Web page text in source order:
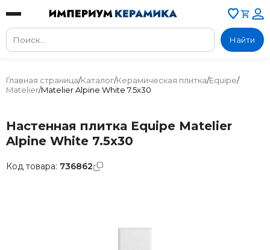
Найти
Главная страница/Каталог/Керамическая плитка/Equipe/
Matelier/Matelier Alpine White 7.5x30
Настенная плитка Equipe Matelier
Alpine White 7.5x30
Код товара: 736862